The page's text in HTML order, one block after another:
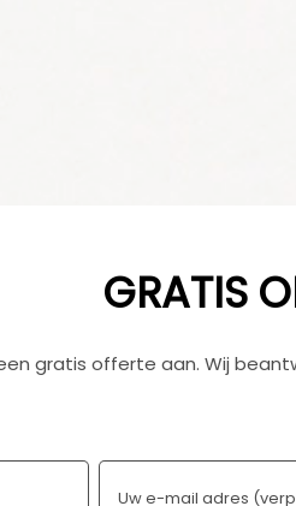
GRATIS
gratis offerte aan. Wij